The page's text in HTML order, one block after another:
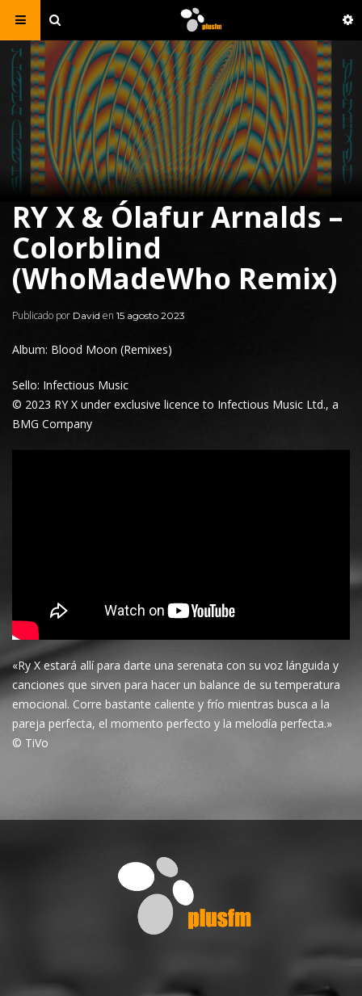
RY X & Ólafur Arnalds –
Colorblind
(WhoMadeWho Remix)
Publicado por David en 15 agosto 2023
Album: Blood Moon (Remixes)
Sello: Infectious Music
© 2023 RY X under exclusive licence to Infectious Music Ltd., a
BMG Company
«Ry X estará allí para darte una serenata con su voz lánguida y
canciones que sirven para hacer un balance de su temperatura
emocional. Corre bastante caliente y frío mientras busca a la
pareja perfecta, el momento perfecto y la melodía perfecta.»
© TiVo